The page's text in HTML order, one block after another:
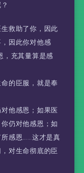
救助了你，因此
因此你对他感
，充其量算是感
的臣服，就是奉
他感恩；如果医
仍对他感恩；如
感恩……这才是真
对生命彻底的臣